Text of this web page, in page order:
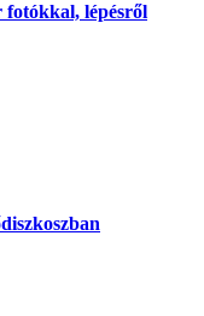
fotókkal, lépésről